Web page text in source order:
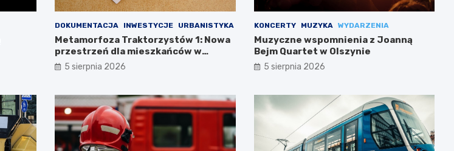
DOKUMENTACJA INWESTYCJE URBANISTYKA
Metamorfoza Traktorzystów 1: Nowa
przestrzeń dla mieszkańców w
drodze!
5 sierpnia 2026
KONCERTY MUZYKA WYDARZENIA
Muzyczne wspomnienia z Joanną
Bejm Quartet w Olszynie
5 sierpnia 2026